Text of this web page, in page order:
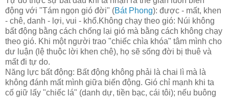
động với "Tám ngọn gió đời" (Bát Phong): được - mất, khen
- chê, danh - lợi, vui - khổ.Không chạy theo gió: Núi không
bất động bằng cách chống lại gió mà bằng cách không chạy
theo gió. Khi một người trao "chiếc chìa khóa" tâm mình cho
dư luận (lệ thuộc lời khen chê), họ sẽ sống đời bị thuê và
mất đi tự do.
Năng lực bất động: Bất động không phải là chai lì mà là
không đánh mất mình giữa biến động. Gió chỉ mạnh khi ta
cố giữ lấy "chiếc lá" (danh dự, tiền bạc, cái tôi); nếu buông